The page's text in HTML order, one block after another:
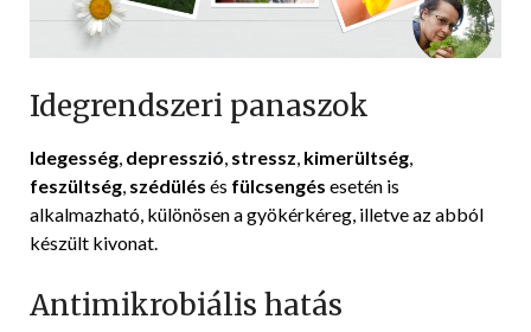
Idegrendszeri panaszok
Idegesség depresszió stressz kimerültség
feszültség szédülés és fülcsengés esetén is
alkalmazható, különösen a gyökérkéreg, illetve az abból
készült kivonat.
Antimikrobiális hatás